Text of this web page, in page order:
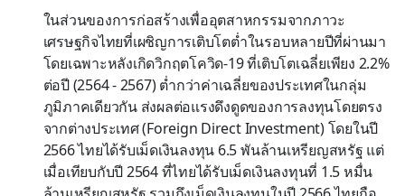
ในส่วนของการก่อสร้างเพื่ออุตสาหกรรมจากภาวะ
เศรษฐกิจไทยที่เผชิญการเติบโตต่ำในรอบหลายปีที่ผ่านมา
โดยเฉพาะหลังเกิดวิกฤตโควิด-19 ที่เติบโตเฉลี่ยเพียง 2.2%
ต่อปี (2564 - 2567) ต่ำกว่าค่าเฉลี่ยของประเทศในกลุ่ม
ภูมิภาคเดียวกัน ส่งผลต่อแรงดึงดูดของการลงทุนโดยตรง
จากต่างประเทศ (Foreign Direct Investment) โดยในปี
2566 ไทยได้รับเม็ดเงินลงทุน 6.5 พันล้านเหรียญสหรัฐ แต่
เมื่อเทียบกับปี 2564 ที่ไทยได้รับเม็ดเงินลงทุนที่ 1.5 หมื่น